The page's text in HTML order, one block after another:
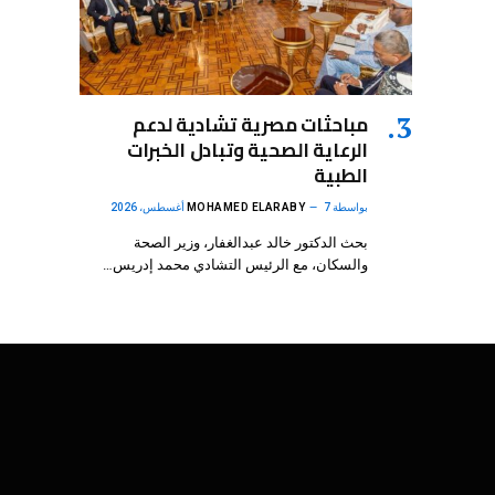
مباحثات مصرية تشادية لدعم
الرعاية الصحية وتبادل الخبرات
الطبية
بواسطة MOHAMED ELARABY 7 أغسطس، 2026
بحث الدكتور خالد عبدالغفار، وزير الصحة
والسكان، مع الرئيس التشادي محمد إدريس…